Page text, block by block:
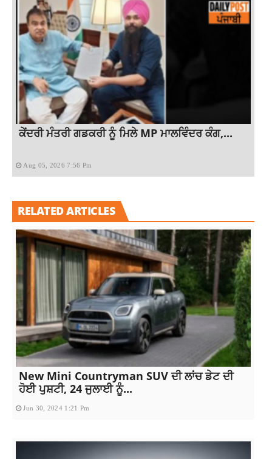
ਕੇਂਦਰੀ ਮੰਤਰੀ ਗਡਕਰੀ ਨੂੰ ਮਿਲੇ MP ਮਾਲਵਿੰਦਰ ਕੰਗ,...
Aug 05, 2026 7:56 Pm
RELATED ARTICLES
New Mini Countryman SUV ਦੀ ਲਾਂਚ ਡੇਟ ਦੀ
ਹੋਈ ਪੁਸ਼ਟੀ, 24 ਜੁਲਾਈ ਨੂੰ...
Jun 30, 2024 1:21 Pm